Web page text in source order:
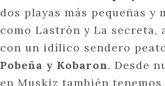
dos playas más pequeñas y
como Lastrón y La secreta,
con un idílico sendero
Pobeña y Kobaron. Desde
en Muskiz también